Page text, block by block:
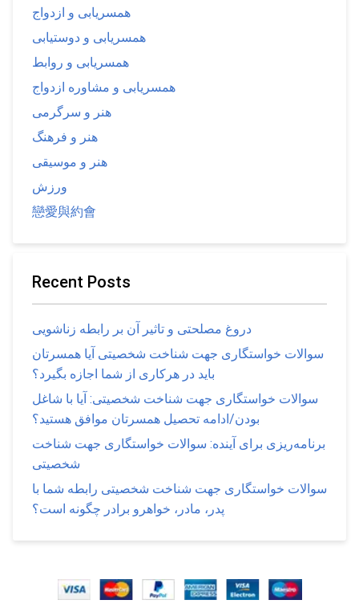
همسریابی و ازدواج
همسریابی و دوستیابی
همسریابی و روابط
همسریابی و مشاوره ازدواج
هنر و سرگرمی
هنر و فرهنگ
هنر و موسیقی
ورزش
戀愛與約會
Recent Posts
دروغ مصلحتی و تاثیر آن بر رابطه زناشویی
سوالات خواستگاری جهت شناخت شخصیتی آیا همسرتان
باید در هرکاری از شما اجازه بگیرد؟
سوالات خواستگاری جهت شناخت شخصیتی: آیا با شاغل
بودن/ادامه تحصیل همسرتان موافق هستید؟
برنامه‌ریزی برای آینده: سوالات خواستگاری جهت شناخت
شخصیتی
سوالات خواستگاری جهت شناخت شخصیتی رابطه شما با
پدر، مادر، خواهرو برادر چگونه است؟